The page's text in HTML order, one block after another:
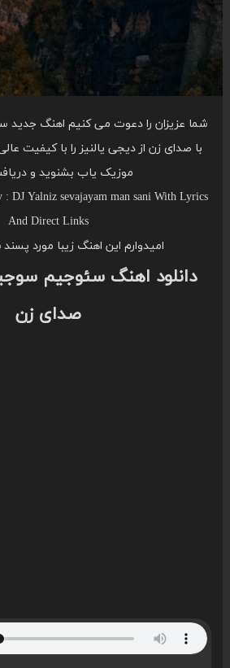
شما عزیزان را دعوت می کنیم اهنگ
با صدای زن از دیجی یالنیز را با کیفیت
موزیک یاب بشنوید و
DJ Yalniz sevajayam man sani With Lyrics
And Direct Links
امیدوارم این اهنگ زیبا مورد پسند
دانلود اهنگ سئوجیم
صدای زن